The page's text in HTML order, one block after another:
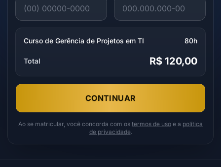
Curso de Gerência de Projetos em TI 80h
Total R$ 120,00
CONTINUAR
Ao se matricular, você concorda com os termos de uso e a política
de privacidade.